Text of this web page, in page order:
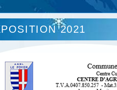
2021